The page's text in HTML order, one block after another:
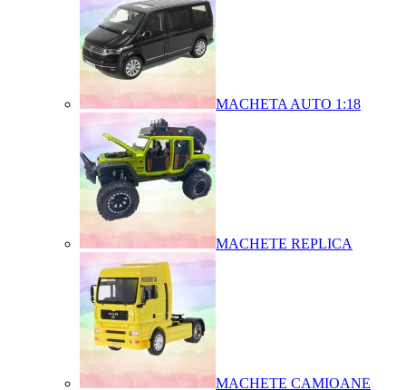
MACHETA AUTO 1:18
MACHETE REPLICA
MACHETE CAMIOANE